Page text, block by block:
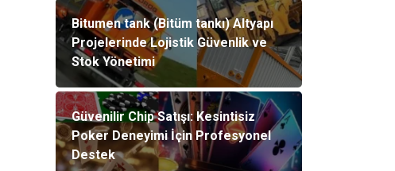
Bitumen tank (Bitüm tankı) Altyapı
Projelerinde Lojistik Güvenlik ve
Stok Yönetimi
Güvenilir Chip Satışı: Kesintisiz
Poker Deneyimi İçin Profesyonel
Destek